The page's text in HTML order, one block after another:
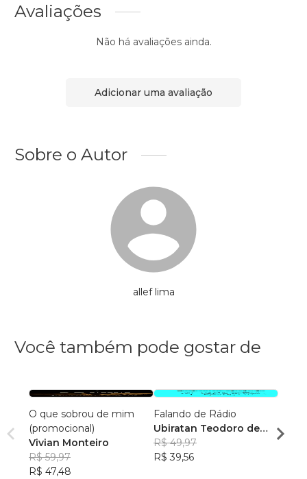
Avaliações
Não há avaliações ainda.
Adicionar uma avaliação
Sobre o Autor
allef lima
Você também pode gostar de
O que sobrou de mim
(promocional)
Vivian Monteiro
R$ 59,97
R$ 47,48
Falando de Rádio
Ubiratan Teodoro de
Souza
R$ 49,97
R$ 39,56
Há